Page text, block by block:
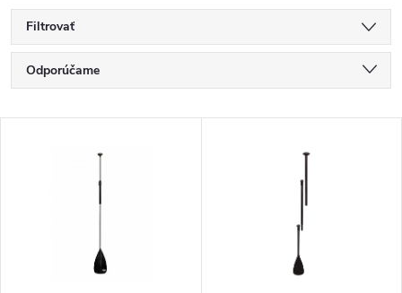
Filtrovať
R
a
Odporúčame
Najpredávanejšie